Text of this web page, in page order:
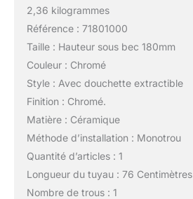
2,36 kilogrammes
Référence : 71801000
Taille : Hauteur sous bec 180mm
Couleur : Chromé
Style : Avec douchette extractible
Finition : Chromé.
Matière : Céramique
Méthode d’installation : Monotrou
Quantité d’articles : 1
Longueur du tuyau : 76 Centimètres
Nombre de trous : 1